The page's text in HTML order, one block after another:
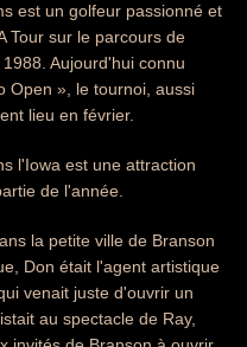
est un golfeur passionné et
Tour sur le parcours de
Aujourd'hui connu
Open », le tournoi, aussi
lieu en février.
l'Iowa est une attraction
de l'année.
la petite ville de Branson
Don était l'agent artistique
venait juste d'ouvrir un
au spectacle de Ray,